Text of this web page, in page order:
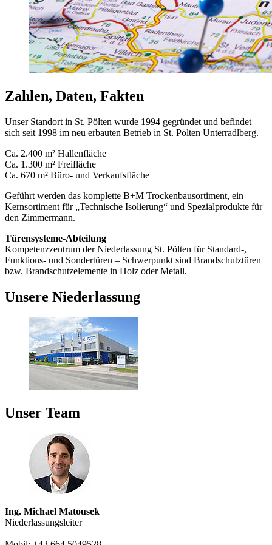
Zahlen, Daten, Fakten
Unser Standort in St. Pölten wurde 1994 gegründet und befindet
sich seit 1998 im neu erbauten Betrieb in St. Pölten Unterradlberg.
Ca. 2.400 m² Hallenfläche
Ca. 1.300 m² Freifläche
Ca. 670 m² Büro- und Verkaufsfläche
Geführt werden das komplette B+M Trockenbausortiment, ein
Kernsortiment für „Technische Isolierung“ und Spezialprodukte für
den Zimmermann.
Türensysteme-Abteilung
Kompetenzzentrum der Niederlassung St. Pölten für Standard-,
Funktions- und Sondertüren – Schwerpunkt sind Brandschutztüren
bzw. Brandschutzelemente in Holz oder Metall.
Unsere Niederlassung
Unser Team
Ing. Michael Matousek
Niederlassungsleiter